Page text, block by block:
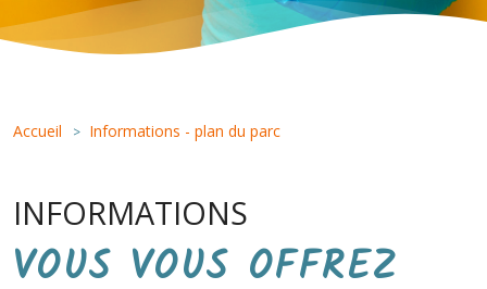
Accueil > Informations - plan du parc
INFORMATIONS
VOUS VOUS OFFREZ